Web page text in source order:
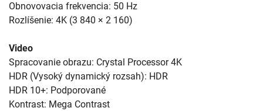
Obnovovacia frekvencia: 50 Hz
Rozlíšenie: 4K (3 840 × 2 160)
Video
Spracovanie obrazu: Crystal Processor 4K
HDR (Vysoký dynamický rozsah): HDR
HDR 10+: Podporované
Kontrast: Mega Contrast